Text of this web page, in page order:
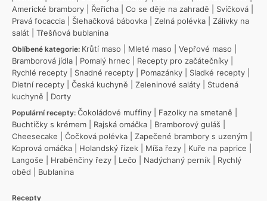
Americké brambory
Řeřicha Co se děje na zahradě Svíčková
Pravá focaccia
Šlehačková bábovka Zelná polévka
Zálivky na
salát
Třešňová bublanina
Oblíbené kategorie: Krůtí maso Mleté maso Vepřové maso
Bramborová jídla
Pomalý hrnec Recepty pro začátečníky
Rychlé recepty
Snadné recepty Pomazánky Sladké recepty
Dietní recepty
Česká kuchyně Zeleninové saláty
Studená
kuchyně
Dorty
Populární recepty: Čokoládové muffiny Fazolky na smetaně
Buchtičky s krémem
Rajská omáčka Bramborový guláš
Cheesecake
Čočková polévka Zapečené brambory s uzeným
Koprová omáčka
Holandský řízek Míša řezy Kuře na paprice
Langoše
Hraběnčiny řezy Lečo Nadýchaný perník
Rychlý
oběd
Bublanina
Recepty